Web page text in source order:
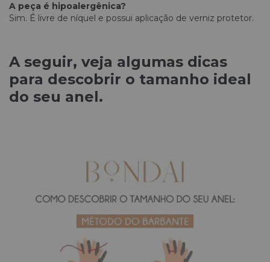
A peça é hipoalergênica?
Sim. É livre de níquel e possui aplicação de verniz protetor.
A seguir, veja algumas dicas
para descobrir o tamanho ideal
do seu anel.